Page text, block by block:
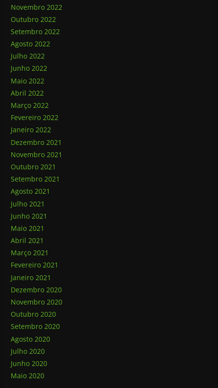
Novembro 2022
Outubro 2022
Setembro 2022
Agosto 2022
Julho 2022
Junho 2022
Maio 2022
Abril 2022
Março 2022
Fevereiro 2022
Janeiro 2022
Dezembro 2021
Novembro 2021
Outubro 2021
Setembro 2021
Agosto 2021
Julho 2021
Junho 2021
Maio 2021
Abril 2021
Março 2021
Fevereiro 2021
Janeiro 2021
Dezembro 2020
Novembro 2020
Outubro 2020
Setembro 2020
Agosto 2020
Julho 2020
Junho 2020
Maio 2020